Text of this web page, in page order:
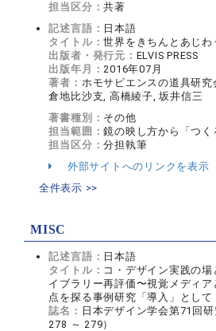
担当区分：共著
記述言語： 日本語
タイトル：世界をきちんとあじわ
出版者・発行元： ELVIS PRESS
出版年月：2016年07月
著者： ホモサピエンスの道具研
倉地比沙支, 高橋綾子, 坂井信三
著書種別： その他
担当範囲：鏡の映し方から「つく
担当区分：分担執筆
外部サイトへのリンクを表示
全件表示 >>
MISC
記述言語： 日本語
タイトル： コ・デザイン実践の
イブラリー再評価〜視覚メディ
点を探る事例研究「導入」として
誌名： 日本デザイン学会第71回
278 ～ 279）